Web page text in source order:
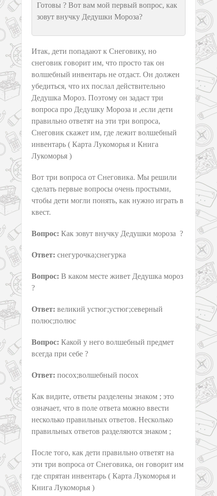
Готовы ? Вот вам мой первый вопрос, как
зовут внучку Дедушки Мороза?
Итак, дети попадают к Снеговику, но
снеговик говорит им, что просто так он
волшебный инвентарь не отдаст. Он должен
убедиться, что их послал действительно
Дедушка Мороз. Поэтому он задаст три
вопроса про Дедушку Мороза и ,если дети
правильно ответят на эти три вопроса,
Снеговик скажет им, где лежит волшебный
инвентарь ( Карта Лукоморья и Книга
Лукоморья )
Вот три вопроса от Снеговика. Мы решили
сделать первые вопросы очень простыми,
чтобы дети могли понять, как нужно играть в
квест.
Вопрос: Как зовут внучку Дедушки мороза ?
Ответ: снегурочка;снегурка
Вопрос: В каком месте живет Дедушка мороз
?
Ответ: великий устюг;устюг;северный
полюс;полюс
Вопрос: Какой у него волшебный предмет
всегда при себе ?
Ответ: посох;волшебный посох
Как видите, ответы разделены знаком ; это
означает, что в поле ответа можно ввести
несколько правильных ответов. Несколько
правильных ответов разделяются знаком ;
После того, как дети правильно ответят на
эти три вопроса от Снеговика, он говорит им
где спрятан инвентарь ( Карта Лукоморья и
Книга Лукоморья )